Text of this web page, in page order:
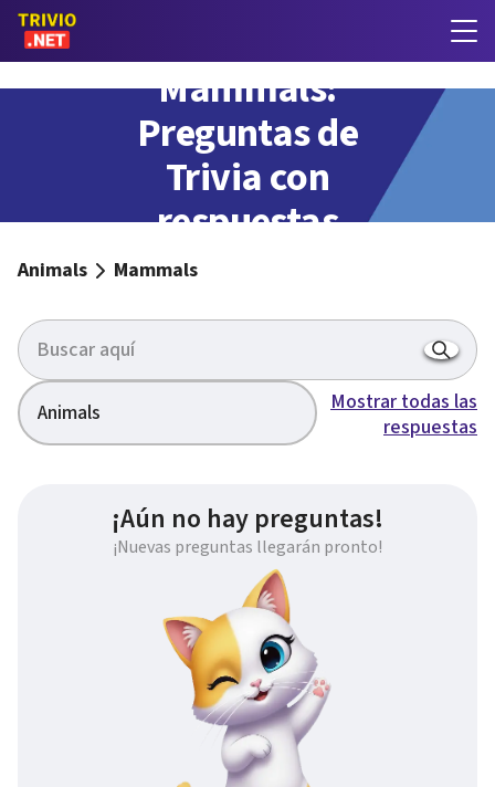
Mammals:
Preguntas de
Trivia con
respuestas
Animals Mammals
Animals
Mostrar todas las
respuestas
¡Aún no hay preguntas!
¡Nuevas preguntas llegarán pronto!